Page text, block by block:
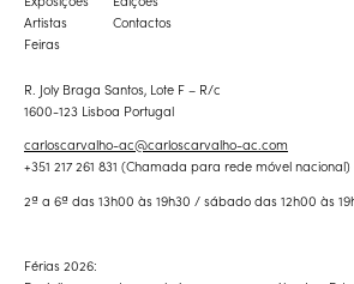
Artistas
Feiras
Contactos
R. Joly Braga Santos, Lote F – R/c
1600-123 Lisboa Portugal
carloscarvalho-ac@carloscarvalho-ac.com
+351 217 261 831 (Chamada para rede móvel nacional)
2ª a 6ª das 13h00 às 19h30 / sábado das 12h00 às
Férias 2026: